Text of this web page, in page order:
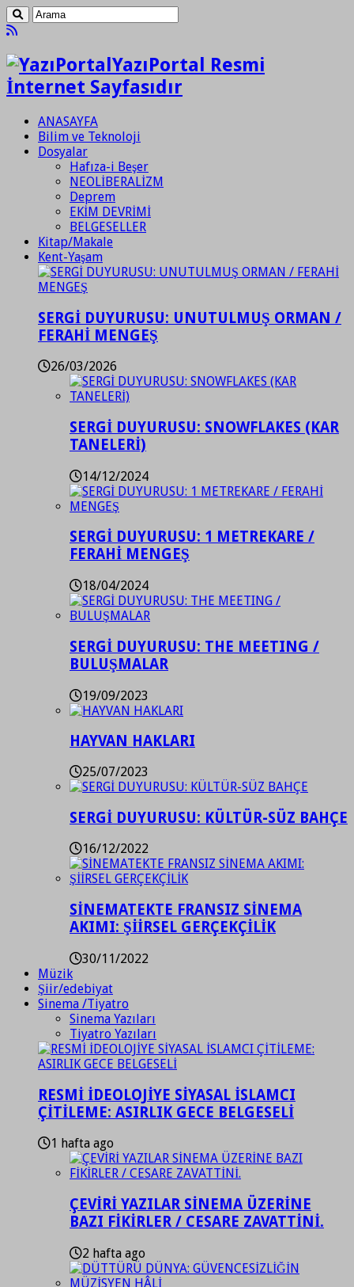
YazıPortal Resmi
İnternet Sayfasıdır
ANASAYFA
Bilim ve Teknoloji
Dosyalar
Hafıza-i Beşer
NEOLİBERALİZM
Deprem
EKİM DEVRİMİ
BELGESELLER
Kitap/Makale
Kent-Yaşam
SERGİ DUYURUSU: UNUTULMUŞ ORMAN /
FERAHİ MENGEŞ
26/03/2026
SERGİ DUYURUSU: SNOWFLAKES (KAR
TANELERİ)
14/12/2024
SERGİ DUYURUSU: 1 METREKARE /
FERAHİ MENGEŞ
18/04/2024
SERGİ DUYURUSU: THE MEETING /
BULUŞMALAR
19/09/2023
HAYVAN HAKLARI
25/07/2023
SERGİ DUYURUSU: KÜLTÜR-SÜZ BAHÇE
16/12/2022
SİNEMATEKTE FRANSIZ SİNEMA
AKIMI: ŞİİRSEL GERÇEKÇİLİK
30/11/2022
Müzik
Şiir/edebiyat
Sinema /Tiyatro
Sinema Yazıları
Tiyatro Yazıları
RESMİ İDEOLOJİYE SİYASAL İSLAMCI
ÇİTİLEME: ASIRLIK GECE BELGESELİ
1 hafta ago
ÇEVİRİ YAZILAR SİNEMA ÜZERİNE
BAZI FİKİRLER / CESARE ZAVATTİNİ.
2 hafta ago